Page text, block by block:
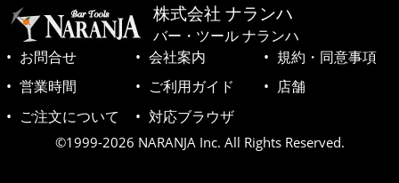
株式会社 ナランハ
バー・ツール ナランハ
お問合せ
会社案内
規約・同意事項
営業時間
ご利用ガイド
店舗
ご注文について
対応ブラウザ
©1999-2026 NARANJA Inc. All Rights Reserved.